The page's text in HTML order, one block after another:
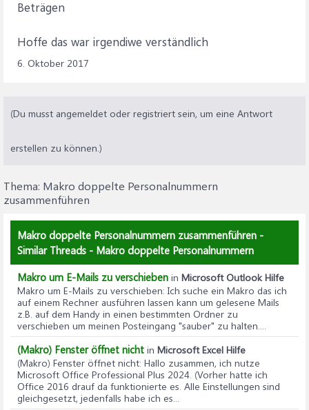
Beträgen
Hoffe das war irgendiwe verständlich
6. Oktober 2017
(Du musst angemeldet oder registriert sein, um eine Antwort
erstellen zu können.)
Thema: Makro doppelte Personalnummern
zusammenführen
Makro doppelte Personalnummern zusammenführen -
Similar Threads - Makro doppelte Personalnummern
Makro um E-Mails zu verschieben in Microsoft Outlook Hilfe
Makro um E-Mails zu verschieben: Ich suche ein Makro das ich
auf einem Rechner ausführen lassen kann um gelesene Mails
z.B. auf dem Handy in einen bestimmten Ordner zu
verschieben um meinen Posteingang "sauber" zu halten....
(Makro) Fenster öffnet nicht in Microsoft Excel Hilfe
(Makro) Fenster öffnet nicht: Hallo zusammen, ich nutze
Microsoft Office Professional Plus 2024. (Vorher hatte ich
Office 2016 drauf da funktionierte es. Alle Einstellungen sind
gleichgesetzt, jedenfalls habe ich es...